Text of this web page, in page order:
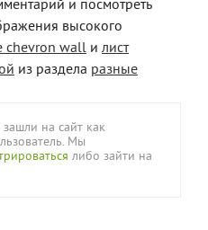
и посмотреть
высокого
chevron wall и лист
из раздела разные
на сайт как
Мы
либо зайти на